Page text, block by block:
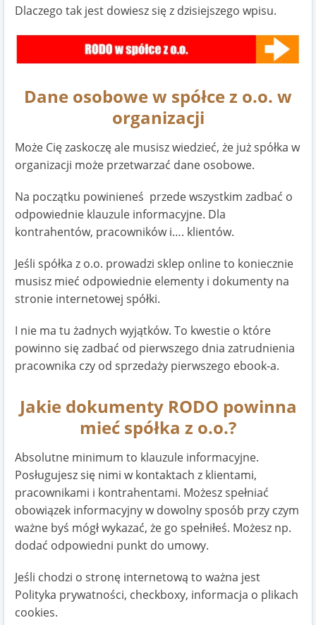
Dlaczego tak jest dowiesz się z dzisiejszego wpisu.
Dane osobowe w spółce z o.o. w
organizacji
Może Cię zaskoczę ale musisz wiedzieć, że już spółka w
organizacji może przetwarzać dane osobowe.
Na początku powinieneś przede wszystkim zadbać o
odpowiednie klauzule informacyjne. Dla
kontrahentów, pracowników i…. klientów.
Jeśli spółka z o.o. prowadzi sklep online to koniecznie
musisz mieć odpowiednie elementy i dokumenty na
stronie internetowej spółki.
I nie ma tu żadnych wyjątków. To kwestie o które
powinno się zadbać od pierwszego dnia zatrudnienia
pracownika czy od sprzedaży pierwszego ebook-a.
Jakie dokumenty RODO powinna
mieć spółka z o.o.?
Absolutne minimum to klauzule informacyjne.
Posługujesz się nimi w kontaktach z klientami,
pracownikami i kontrahentami. Możesz spełniać
obowiązek informacyjny w dowolny sposób przy czym
ważne byś mógł wykazać, że go spełniłeś. Możesz np.
dodać odpowiedni punkt do umowy.
Jeśli chodzi o stronę internetową to ważna jest
Polityka prywatności, checkboxy, informacja o plikach
cookies.